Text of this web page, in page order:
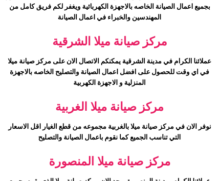
بجميع اعمال الصيانة الخاصه بالاجهزة الكهربائية ويغفر لكم فريق كامل من
المهندسين والخبراء في اعمال الصيانة
مركز صيانة ميلا الشرقية
عملائنا الكرام في مدينة الشرقية يمكنكم الاتصال الان على مركز صيانة ميلا
في اي وقت للحصول على افضل اعمال الصيانة والتصليح الخاصه بالاجهزة
المنزلية و الاجهزة الكهربية
مركز صيانة ميلا الغربية
نوفر الان في مركز صيانة ميلابالغربية مجموعه من قطع الغيار اقل الاسعار
التي تناسب الجميع كما نقوم باعمال الصيانة والتصليح
مركز صيانة ميلا المنصورة